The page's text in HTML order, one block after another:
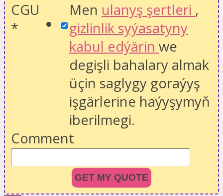
CGU
*
Men ulanyş şertleri ,
gizlinlik syýasatyny
kabul edýärin we
degişli bahalary almak
üçin saglygy goraýyş
işgärlerine haýyşymyň
iberilmegi.
Comment
GET MY QUOTE